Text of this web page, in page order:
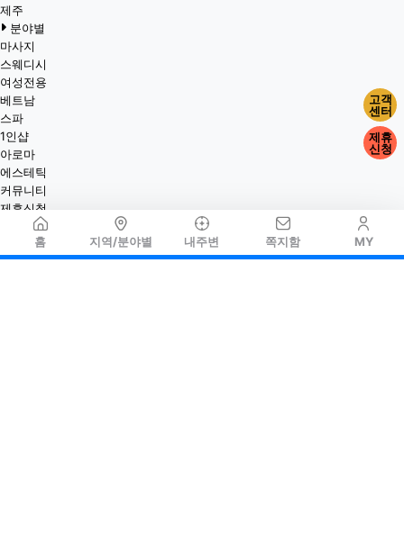
홈 지역/분야별 내주변 쪽지함 MY
제주
분야별
마사지
스웨디시
여성전용
베트남
스파
1인샵
아로마
에스테틱
커뮤니티
제휴신청
고객
센터
제휴
신청